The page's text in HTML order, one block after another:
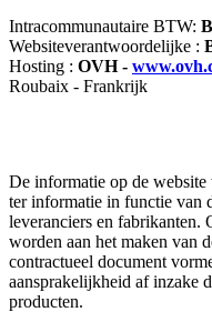
Intracommunautaire BTW:
Websiteverantwoordelijke :
Hosting : OVH -
Roubaix - Frankrijk
De informatie op de
ter informatie in functie van
leveranciers en fabrikanten.
worden aan het maken van
contractueel document
aansprakelijkheid af inzake
producten.